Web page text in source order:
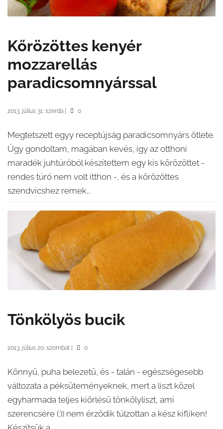
Kőrözöttes kenyér
mozzarellás
paradicsomnyárssal
2013. július 31. szerda 0
Megtetszett egyy receptújság paradicsomnyárs ötlete.
Úgy gondoltam, magában kevés, így az otthoni
maradék juhtúróból készítettem egy kis kőrözöttet -
rendes túró nem volt itthon -, és a kőrözöttes
szendvicshez remek...
Tönkölyös bucik
2013. július 20. szombat 0
Könnyű, puha belezetű, és - talán - egészségesebb
változata a péksüteményeknek, mert a liszt közel
egyharmada teljes kiőrlésű tönkölyliszt, ami
szerencsére (:)) nem érződik túlzottan a kész kifliken!